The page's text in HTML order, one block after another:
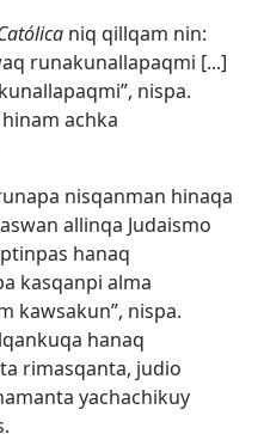
niq qillqam nin:
runakunallapaqmi [...]
nispa.
achka
nisqanman hinaqa
allinqa Judaismo
hanaq
kasqanpi alma
kawsakun”, nispa.
hanaq
rimasqanta, judio
yachachikuy